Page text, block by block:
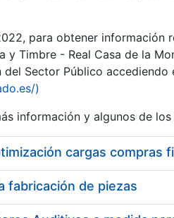
para obtener información
y Timbre - Real Casa de la
Sector Público accediendo
)
información y algunos de
cargas compras
fabricación de piezas